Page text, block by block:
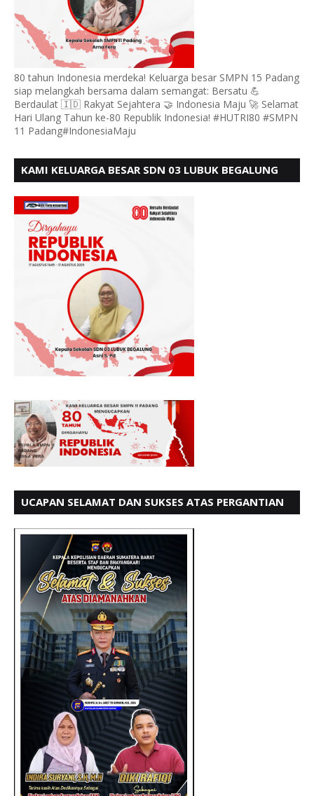
80 tahun Indonesia merdeka! Keluarga besar SMPN 15 Padang
siap melangkah bersama dalam semangat: Bersatu 💪
Berdaulat 🇮🇩 Rakyat Sejahtera 🤝 Indonesia Maju 🚀 Selamat
Hari Ulang Tahun ke-80 Republik Indonesia! #HUTRI80 #SMPN
11 Padang#IndonesiaMaju
KAMI KELUARGA BESAR SDN 03 LUBUK BEGALUNG
UCAPAN SELAMAT DAN SUKSES ATAS PERGANTIAN